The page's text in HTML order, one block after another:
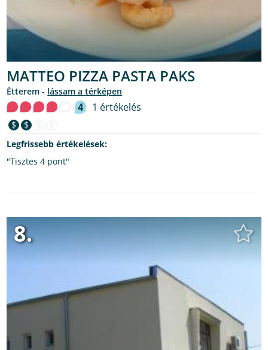
MATTEO PIZZA PASTA PAKS
étterem - lássam a térképen
4 1 értékelés
$ $
Legfrissebb értékelések:
"Tisztes 4 pont"
8.